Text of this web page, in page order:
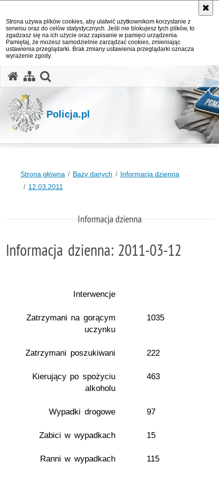
Strona używa plików cookies, aby ułatwić użytkownikom korzystanie z
serwisu oraz do celów statystycznych. Jeśli nie blokujesz tych plików, to
zgadzasz się na ich użycie oraz zapisanie w pamięci urządzenia.
Pamiętaj, że możesz samodzielnie zarządzać cookies, zmieniając
ustawienia przeglądarki. Brak zmiany ustawienia przeglądarki oznacza
wyrażenie zgody.
Policja.pl
Strona główna Bazy danych
Informacja dzienna
12.03.2011
Informacja dzienna
Informacja dzienna: 2011-03-12
Interwencje
Zatrzymani na gorącym
uczynku
1035
Zatrzymani poszukiwani 222
Kierujący po spożyciu
alkoholu
463
Wypadki drogowe 97
Zabici w wypadkach 15
Ranni w wypadkach 115